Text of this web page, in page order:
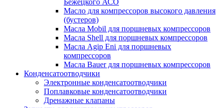
Бежецкого АСО
Масло для компрессоров высокого давления
(бустеров)
Масла Mobil для поршневых компрессоров
Масла Shell для поршневых компрессоров
Масла Agip Eni для поршневых
компрессоров
Масла Bauer для поршневых компрессоров
Конденсатоотводчики
Электронные конденсатоотводчики
Поплавковые конденсатоотводчики
Дренажные клапаны